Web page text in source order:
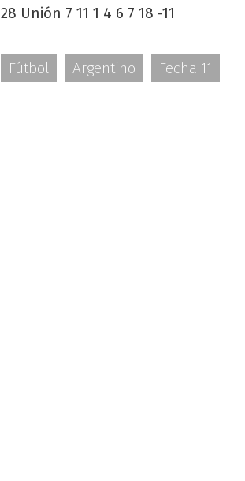
28 Unión 7 11 1 4 6 7 18 -11
Fútbol Argentino Fecha 11